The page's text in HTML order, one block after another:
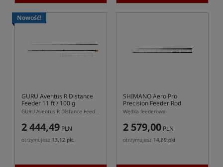
Nowość!
GURU Aventus R Distance
Feeder 11 ft / 100 g
GURU Aventus R Distance Feeder 11 ft 100 g – dwusekcyjna wędka feederowa 335 cm
2 444,49 PLN
otrzymujesz 13,12 pkt
SHIMANO Aero Pro
Precision Feeder Rod
Wędka feederowa
2 579,00 PLN
otrzymujesz 14,89 pkt